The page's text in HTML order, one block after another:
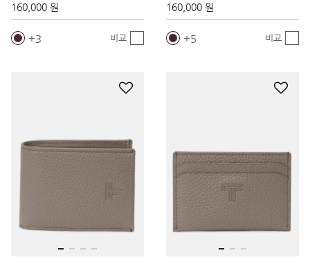
160,000 원
3 비교
160,000 원
5 비교